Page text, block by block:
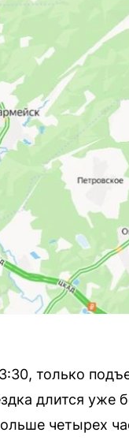
только
длится уже
четырех